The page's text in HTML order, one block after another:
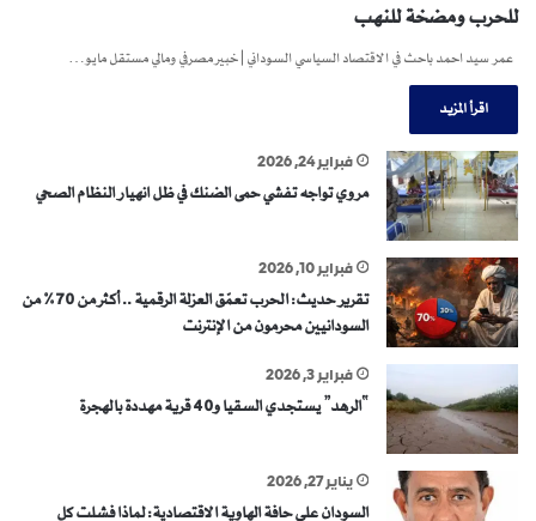
للحرب ومضخة للنهب
عمر سيد احمد باحث في الاقتصاد السياسي السوداني | خبير مصرفي ومالي مستقل مايو…
اقرأ المزيد
فبراير 24, 2026
مروي تواجه تفشي حمى الضنك في ظل انهيار النظام الصحي
فبراير 10, 2026
تقرير حديث: الحرب تعمّق العزلة الرقمية .. أكثر من 70% من
السودانيين محرمون من الإنترنت
فبراير 3, 2026
“الرهد” يستجدي السقيا و40 قرية مهددة بالهجرة
يناير 27, 2026
السودان على حافة الهاوية الاقتصادية: لماذا فشلت كل